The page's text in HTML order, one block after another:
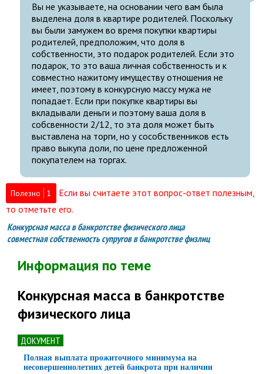
Вы не указываете, на основании чего вам была
выделена доля в квартире родителей. Поскольку
вы были замужем во время покупки квартиры
родителей, предположим, что доля в
собственности, это подарок родителей. Если это
подарок, то это ваша личная собственность и к
совместно нажитому имуществу отношения не
имеет, поэтому в конкурсную массу мужа не
попадает. Если при покупке квартиры вы
вкладывали деньги и поэтому ваша доля в
собсвенности 2/12, то эта доля может быть
выставлена на торги, но у сособственников есть
право выкупа доли, по цене предложенной
покупателем на торгах.
Полезно 1
Если вы считаете этот вопрос-ответ полезным,
то отметьте его.
Конкурсная масса в банкротстве физического лица
совместная собственность супругов в банкротстве физлиц
Информация по теме
Конкурсная масса в банкротстве
физического лица
ДОКУМЕНТ
Полная выплата прожиточного минимума на
несовершеннолетних детей банкрота при наличии